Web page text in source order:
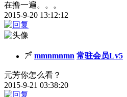
在撸一遍。。。
2015-9-20 13:12:12
7# mmnmnmn 常驻会员Lv5
元芳你怎么看？
2015-9-21 03:38:20